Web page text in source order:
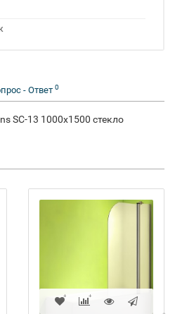
- Ответ 0
SC-13 1000x1500 стекло